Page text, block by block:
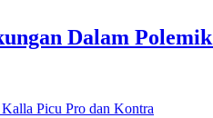
Dalam